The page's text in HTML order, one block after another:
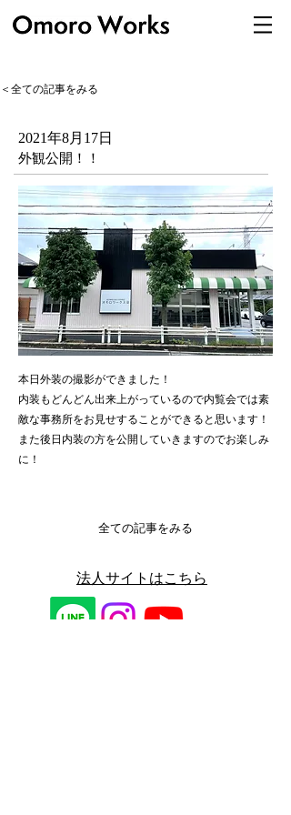
＜全ての記事をみる
2021年8月17日
外観公開！！
本日外装の撮影ができました！
内装もどんどん出来上がっているので内覧会では素
敵な事務所をお見せすることができると思います！
また後日内装の方を公開していきますのでお楽しみ
に！
全ての記事をみる
​法人サイトはこちら